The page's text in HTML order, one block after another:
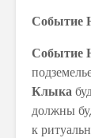
Событие
Событие
Клыка
должны
к